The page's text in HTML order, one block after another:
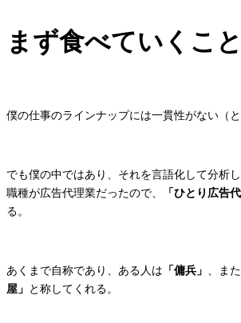
まず食べていくこ
僕の仕事のラインナップには一貫性がない（と
でも僕の中ではあり、それを言語化して分析
職種が広告代理業だったので、
「ひとり広告
る。
あくまで自称であり、ある人は 「傭兵」 、ま
屋」 と称してくれる。